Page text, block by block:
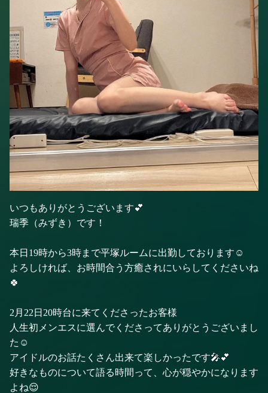
いつもありがとうございます💕
瑞季（みずき）です！
本日19時から3時まで平塚ルームに出勤しております☺️
よろしければ、お時間合う方癒されにいらしてくださいね
🍀
2月22日20時台に来てくださったお客様
人生初メンエスに選んでくださってありがとうございまし
た☺️
アイドルのお話たくさん出来て楽しかったです🎤💕
好きなものについて語る時間って、心が穏やかになります
よね😌